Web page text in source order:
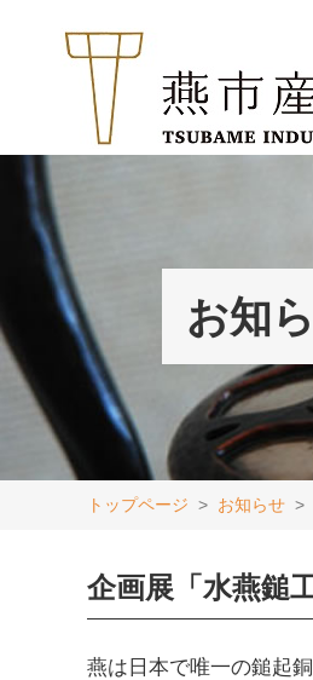
お知
トップページ お知らせ
企画展「水燕鎚
燕は日本で唯一の鎚起